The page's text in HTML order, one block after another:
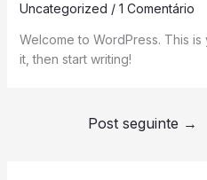
Uncategorized / 1 Comentário
Welcome to WordPress. This
it, then start writing!
Post seguinte →